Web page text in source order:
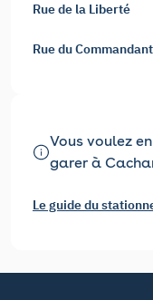
Rue de la Liberté
Rue du
Vous voulez
garer à
Le guide du